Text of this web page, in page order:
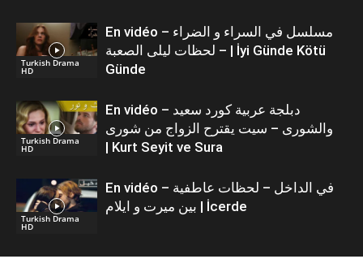
Turkish Drama
HD
En vidéo – مسلسل في السراء و الضراء
– لحظات ليلى الصعبة | İyi Günde Kötü
Günde
Turkish Drama
HD
En vidéo – دبلجة عربية كورد سعيد
والشورى – سيت يقترح الزواج من شورى
| Kurt Seyit ve Sura
Turkish Drama
HD
En vidéo – في الداخل – لحظات عاطفية
بين ميرت و ايلام | İcerde